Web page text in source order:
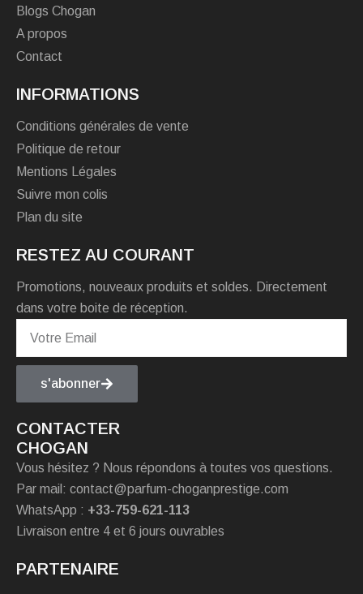
Blogs Chogan
A propos
Contact
INFORMATIONS
Conditions générales de vente
Politique de retour
Mentions Légales
Suivre mon colis
Plan du site
RESTEZ AU COURANT
Promotions, nouveaux produits et soldes. Directement
dans votre boite de réception.
s'abonner
CONTACTER
CHOGAN
Vous hésitez ? Nous répondons à toutes vos questions.
Par mail: contact@parfum-choganprestige.com
WhatsApp : +33-759-621-113
Livraison entre 4 et 6 jours ouvrables
PARTENAIRE